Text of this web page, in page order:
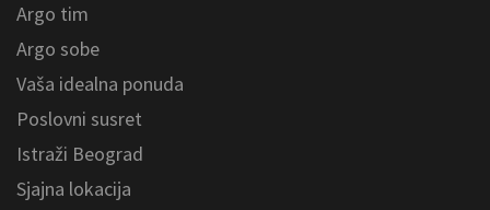
Argo tim
Argo sobe
Vaša idealna ponuda
Poslovni susret
Istraži Beograd
Sjajna lokacija